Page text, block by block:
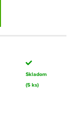
Skladom
(5 ks)